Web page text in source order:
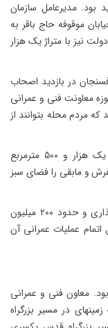
بود. مدیرعامل سازمان
موقوفه حاج باقر به
دولت نیز با متراژ یک هزار
در بازدید اصحاب
معاونت فنی و عمرانی
مردم محله بتوانند از
امین حسینی افزود: پارک محله ای شهید ابولی یک هزار و ۵۰۰ مترمربع
آن را سنگفرش و مابقی را فضای سبز
وی ادامه داد: حدود ۱۵۰ متر در این پارک جدولگذاری و حدود ۲۰۰ میلیون
عملیات عمرانی آن
معاون فنی و عمرانی
در مسیر بزرگراه